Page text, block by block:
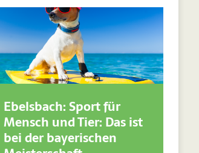
Ebelsbach: Sport für
Mensch und Tier: Das ist
bei der bayerischen